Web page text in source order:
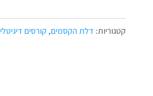
רקפת
קטגוריות: דלת הקסמים, קורסים